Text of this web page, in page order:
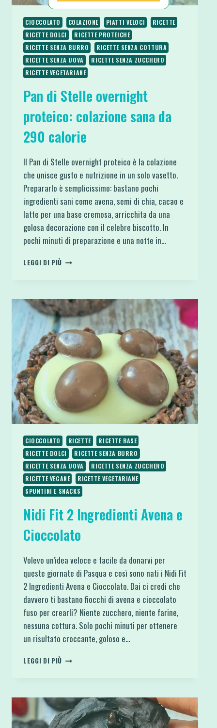
CIOCCOLATO COLAZIONE PIATTI VELOCI
RICETTE
RICETTE DOLCI
RICETTE PROTEICHE
RICETTE SENZA BURRO
RICETTE SENZA COTTURA
RICETTE SENZA UOVA
RICETTE SENZA ZUCCHERO
RICETTE VEGETARIANE
Pan di Stelle overnight
proteico: colazione sana da
290 calorie
Il Pan di Stelle overnight proteico è la colazione
che unisce gusto e nutrizione in un solo vasetto.
Prepararlo è semplicissimo: bastano pochi
ingredienti sani come avena, semi di chia, cacao e
latte per una base cremosa, arricchita da una
golosa decorazione con il celebre biscotto. In
pochi minuti di preparazione e una notte in…
LEGGI DI PIÙ PAN
PROTEICO:
COLAZIONE
SANA
DA
290
CALORIE
CIOCCOLATO RICETTE
RICETTE BASE
RICETTE DOLCI
RICETTE SENZA BURRO
RICETTE SENZA UOVA
RICETTE SENZA ZUCCHERO
RICETTE VEGANE
RICETTE VEGETARIANE
SPUNTINI E SNACKS
Nidi Fit 2 Ingredienti Avena e
Cioccolato
Volevo un’idea veloce e facile da donarvi per
queste giornate di Pasqua e così sono nati i Nidi Fit
2 Ingredienti Avena e Cioccolato. Dai ci credi che
davvero ti bastano fiocchi di avena e cioccolato
fuso per crearli? Niente zucchero, niente farine,
nessuna cottura. Solo pochi minuti per ottenere
un risultato croccante, goloso e…
LEGGI DI PIÙ NIDI
AVENA
E
CIOCCOLATO